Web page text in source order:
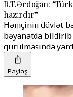
R.T.Ərdoğan:
hazırdır”
Həmçinin dövlət
bəyanatda bildirib
qurulmasında
Paylaş